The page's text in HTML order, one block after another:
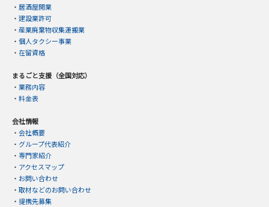
・ 居酒屋開業
・ 建設業許可
・ 産業廃棄物収集運搬業
・ 個人タクシー事業
・ 在留資格
まるごと支援（全国対応）
・ 業務内容
・ 料金表
会社情報
・ 会社概要
・ グループ代表紹介
・ 専門家紹介
・ アクセスマップ
・ お問い合わせ
・ 取材などのお問い合わせ
・ 提携先募集